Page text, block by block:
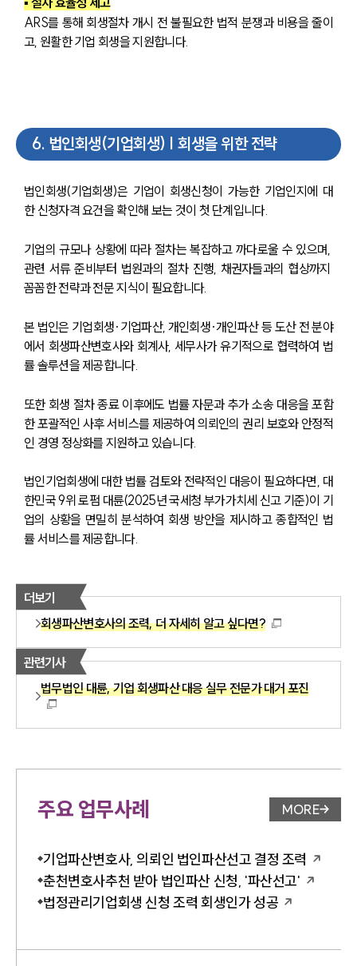
ARS를 통해 회생절차 개시 전 불필요한 법적 분쟁과 비용을 줄이
고, 원활한 기업 회생을 지원합니다.
6. 법인회생(기업회생) | 회생을 위한 전략
법인회생(기업회생)은 기업이 회생신청이 가능한 기업인지에 대
한 신청자격 요건을 확인해 보는 것이 첫 단계입니다.
기업의 규모나 상황에 따라 절차는 복잡하고 까다로울 수 있으며,
관련 서류 준비부터 법원과의 절차 진행, 채권자들과의 협상까지
꼼꼼한 전략과 전문 지식이 필요합니다.
본 법인은 기업회생·기업파산, 개인회생·개인파산 등 도산 전 분야
에서 회생파산변호사와 회계사, 세무사가 유기적으로 협력하여 법
률 솔루션을 제공합니다.
또한 회생 절차 종료 이후에도 법률 자문과 추가 소송 대응을 포함
한 포괄적인 사후 서비스를 제공하여 의뢰인의 권리 보호와 안정적
인 경영 정상화를 지원하고 있습니다.
법인기업회생에 대한 법률 검토와 전략적인 대응이 필요하다면, 대
한민국 9위 로펌 대륜(2025년 국세청 부가가치세 신고 기준)이 기
업의 상황을 면밀히 분석하여 회생 방안을 제시하고 종합적인 법
률 서비스를 제공합니다.
더보기
회생파산변호사의 조력, 더 자세히 알고 싶다면?
관련기사
법무법인 대륜, 기업 회생파산 대응 실무 전문가 대거 포진
주요 업무사례 업무사례
MORE
기업파산변호사, 의뢰인 법인파산선고 결정 조력
춘천변호사추천 받아 법인파산 신청, '파산선고'
법정관리기업회생 신청 조력 회생인가 성공